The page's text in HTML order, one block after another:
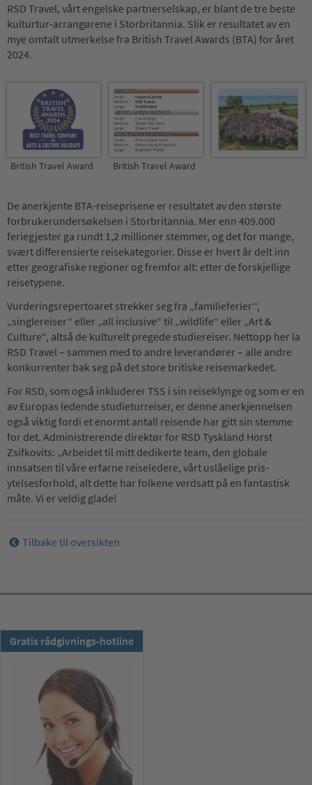
RSD Travel, vårt engelske partnerselskap, er blant de tre beste
kulturtur-arrangørene i Storbritannia. Slik er resultatet av en
mye omtalt utmerkelse fra British Travel Awards (BTA) for året
2024.
British Travel Award British Travel Award
De anerkjente BTA-reiseprisene er resultatet av den største
forbrukerundersøkelsen i Storbritannia. Mer enn 409.000
feriegjester ga rundt 1,2 millioner stemmer, og det for mange,
svært differensierte reisekategorier. Disse er hvert år delt inn
etter geografiske regioner og fremfor alt: etter de forskjellige
reisetypene.
Vurderingsrepertoaret strekker seg fra „familieferier“,
„singlereiser“ eller „all inclusive“ til „wildlife“ eller „Art &
Culture“, altså de kulturelt pregede studiereiser. Nettopp her la
RSD Travel – sammen med to andre leverandører – alle andre
konkurrenter bak seg på det store britiske reisemarkedet.
For RSD, som også inkluderer TSS i sin reiseklynge og som er en
av Europas ledende studieturreiser, er denne anerkjennelsen
også viktig fordi et enormt antall reisende har gitt sin stemme
for det. Administrerende direktør for RSD Tyskland Horst
Zsifkovits: „Arbeidet til mitt dedikerte team, den globale
innsatsen til våre erfarne reiseledere, vårt uslåelige pris-
ytelsesforhold, alt dette har folkene verdsatt på en fantastisk
måte. Vi er veldig glade!
Tilbake til oversikten
Gratis rådgivnings-hotline